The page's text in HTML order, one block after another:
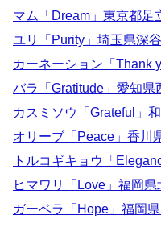
マム「Dream」東京都足
ユリ「Purity」埼玉県深
カーネーション「Thank
バラ「Gratitude」愛知県
カスミソウ「Grateful」
オリーブ「Peace」香川
トルコギキョウ「
ヒマワリ「Love」福岡
ガーベラ「Hope」福岡